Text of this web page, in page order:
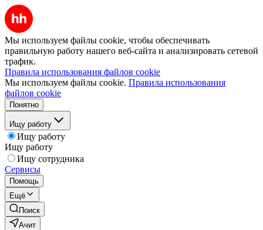
Мы используем файлы cookie, чтобы обеспечивать
правильную работу нашего веб-сайта и анализировать сетевой
трафик.
Правила использования файлов cookie
Мы используем файлы cookie. Правила использования
файлов cookie
Понятно
Ищу работу
Ищу работу
Ищу работу
Ищу сотрудника
Сервисы
Помощь
Ещё
Поиск
Ачит